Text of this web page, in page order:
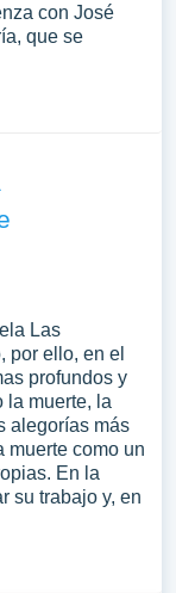
con José
que se
Las
por ello, en el
profundos y
la muerte, la
alegorías más
muerte como un
En la
su trabajo y, en